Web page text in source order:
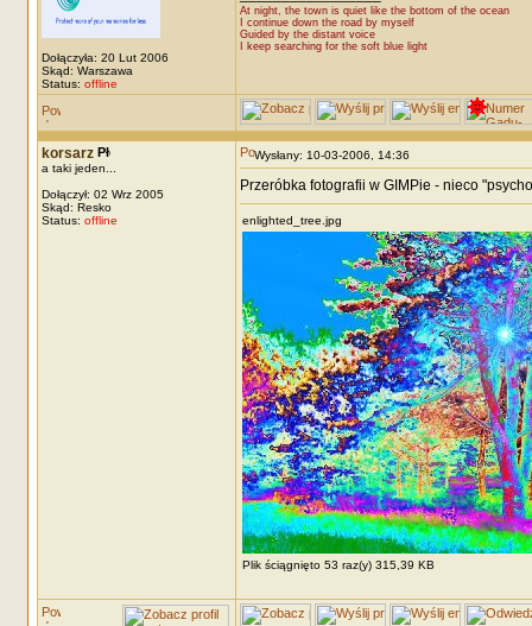
Dołączyła: 20 Lut 2006
Skąd: Warszawa
Status: offline
At night, the town is quiet like the bottom of the ocean
I continue down the road by myself
Guided by the distant voice
I keep searching for the soft blue light
korsarz
a taki jeden...
Dołączył: 02 Wrz 2005
Skąd: Resko
Status: offline
Wysłany: 10-03-2006, 14:36
Przeróbka fotografii w GIMPie - nieco
enlighted_tree.jpg
Plik ściągnięto 53 raz(y) 315,39 KB